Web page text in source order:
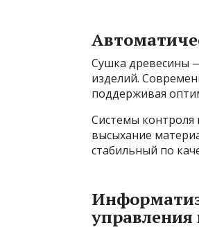
Сушка древесины
изделий.
поддерживая
Системы
высыхание
стабильный по
управления